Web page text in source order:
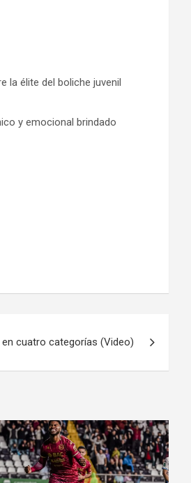
la élite del boliche juvenil
y emocional brindado
cuatro categorías (Video)